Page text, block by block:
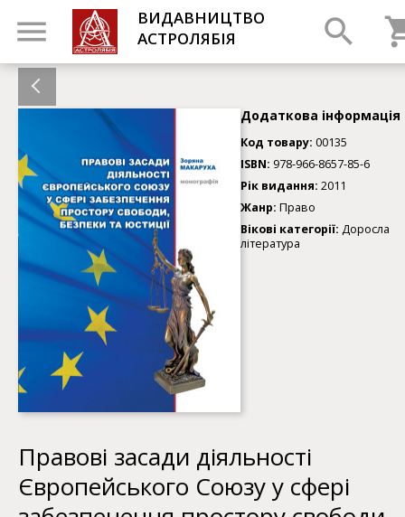
ВИДАВНИЦТВО
АСТРОЛЯБІЯ
Додаткова інформація
Код товару: 00135
ISBN: 978-966-8657-85-6
Рік видання: 2011
Жанр: Право
Вікові категорії: Доросла
література
Правові засади діяльності
Європейського Союзу у сфері